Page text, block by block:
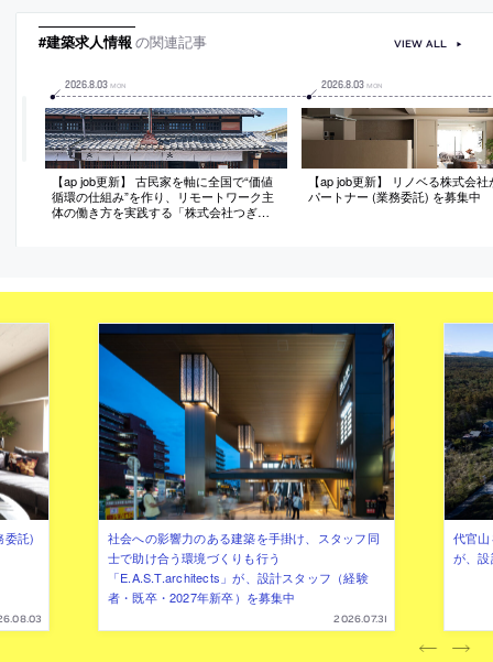
#建築求人情報 の関連記事
2026.8.03 MON
【ap job更新】 古民家を軸に全国で“価値
循環の仕組み”を作り、リモートワーク主
体の働き方を実践する「株式会社つぎ
2026.8.03 MON
【ap job更新】 リノベる株式会
パートナー (業務委託) を募集中
VIEW ALL
委託)
社会への影響力のある建築を手掛け、スタッフ同
士で助け合う環境づくりも行う
「E.A.S.T.architects」が、設計スタッフ（経験
者・既卒・2027年新卒）を募集中
2026.07.31
代官
が、